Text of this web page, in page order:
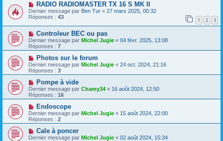
RADIO RADIOMASTER TX 16 S MK II
Dernier message par Ben Tur « 27 mars 2025, 00:32
Réponses : 43 1 2 3
Controleur BEC ou pas
Dernier message par Michel Jugie « 04 févr. 2025, 13:08
Réponses : 7
Photos sur le forum
Dernier message par Michel Jugie « 24 oct. 2024, 21:16
Réponses : 3
Pompe à vide
Dernier message par Chamy34 « 16 août 2024, 12:50
Réponses : 16
Endoscope
Dernier message par Michel Jugie « 15 août 2024, 22:00
Réponses : 2
Cale à poncer
Dernier message par Michel Jugie « 02 août 2024, 15:34